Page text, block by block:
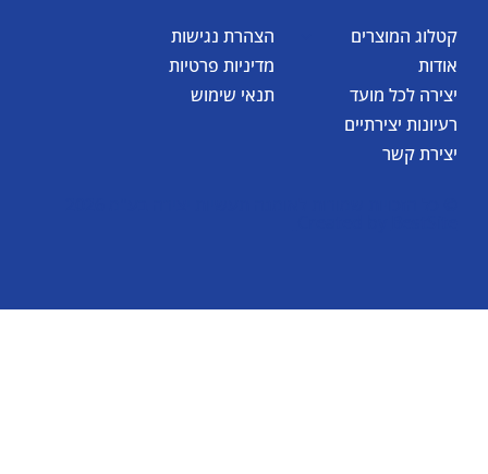
הצהרת נגישות
מדיניות פרטיות
תנאי שימוש
קטלוג המוצרים
אודות
יצירה לכל מועד
רעיונות יצירתיים
יצירת קשר